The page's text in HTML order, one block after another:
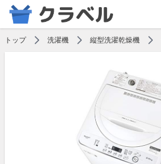
トップ 洗濯機 縦型洗濯乾燥機